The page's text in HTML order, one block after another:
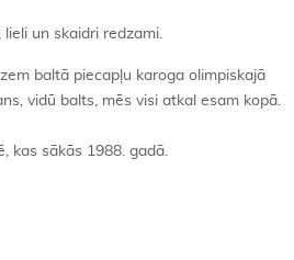
un skaidri redzami.
baltā piecapļu karoga olimpiskajā
vidū balts, mēs visi atkal esam kopā.
kas sākās 1988. gadā.